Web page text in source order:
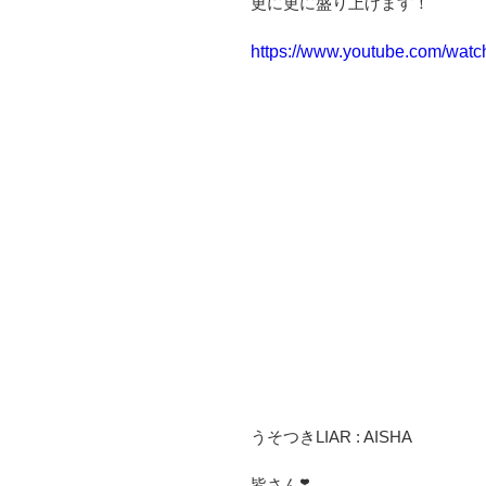
https://www.youtube.com/
うそつきLIAR : AISHA